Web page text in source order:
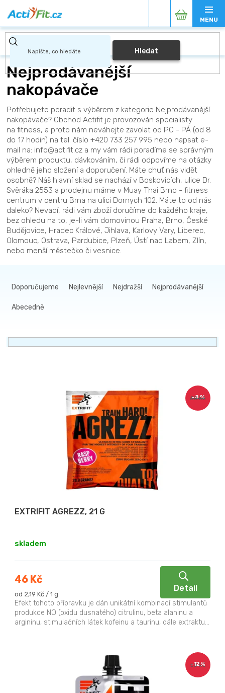
na
obsah
Hledat
Nákupní
košík
Nejprodávanější
nakopávače
Potřebujete poradit s výběrem z kategorie Nejprodávanější
nakopávače? Obchod Actifit je provozován specialisty
na fitness, a proto nám neváhejte zavolat od PO - PÁ (od 8
do 17 hodin) na tel. číslo +420 733 257 995 nebo napsat e-
mail na: info@actifit.cz a my vám rádi poradíme se správným
výběrem produktu, dávkováním, či rádi odpovíme na otázky
ohledně jeho složení a doporučení. Máte chuť nás vidět
osobně? Náš hlavní sklad se nachází v Boskovicích, ulice Dr.
Svěráka 2553 a prodejnu máme v Muay Thai Brno - fitness
centrum v centru Brna na ulici Dornych 102. Máte to od nás
daleko? Nevadí, rádi vám zboží doručíme do každého kraje,
bez ohledu na to, je-li vám domovinou Praha, Brno, České
Budějovice, Hradec Králové, Jihlava, Karlovy Vary, Liberec,
Olomouc, Ostrava, Pardubice, Plzeň, Ústí nad Labem, Zlín,
nebo menší městečko či vesnice.
a
í
Doporučujeme Nejlevnější Nejdražší Nejprodávanější
Abecedně
50 Kč
–8 %
EXTRIFIT AGREZZ, 21 G
skladem
46 Kč
Měrná
cena:
od 2,19 Kč / 1 g
Detail
Efekt tohoto přípravku je dán unikátní kombinací stimulantů
produkce NO (oxidu dusnatého) citrulinu, beta alaninu a
argininu, stimulačních látek kofeinu a taurinu, dále extraktu...
50 Kč
–12 %